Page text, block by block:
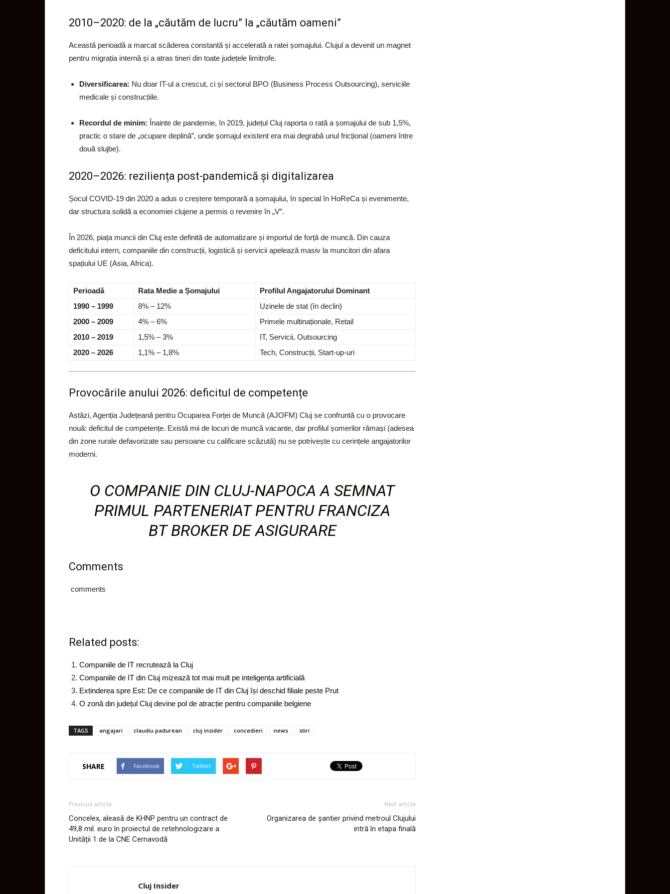
2010–2020: de la „căutăm de lucru” la „căutăm oameni”
Această perioadă a marcat scăderea constantă și accelerată a ratei șomajului. Clujul a devenit un magnet
pentru migrația internă și a atras tineri din toate județele limitrofe.
Diversificarea: Nu doar IT-ul a crescut, ci și sectorul BPO (Business Process Outsourcing), serviciile
medicale și construcțiile.
Recordul de minim: Înainte de pandemie, în 2019, județul Cluj raporta o rată a șomajului de sub 1,5%,
practic o stare de „ocupare deplină”, unde șomajul existent era mai degrabă unul fricțional (oameni între
două slujbe).
2020–2026: reziliența post-pandemică și digitalizarea
Șocul COVID-19 din 2020 a adus o creștere temporară a șomajului, în special în HoReCa și evenimente,
dar structura solidă a economiei clujene a permis o revenire în „V”.
În 2026, piața muncii din Cluj este definită de automatizare și importul de forță de muncă. Din cauza
deficitului intern, companiile din construcții, logistică și servicii apelează masiv la muncitori din afara
spațiului UE (Asia, Africa).
Perioadă Rata Medie a Șomajului
Profilul Angajatorului Dominant
1990 – 1999
8% – 12%
Uzinele de stat (în declin)
2000 – 2009
4% – 6%
Primele multinaționale, Retail
2010 – 2019
1,5% – 3%
IT, Servicii, Outsourcing
2020 – 2026
1,1% – 1,8% Tech, Construcții, Start-up-uri
Provocările anului 2026: deficitul de competențe
Astăzi, Agenția Județeană pentru Ocuparea Forței de Muncă (AJOFM) Cluj se confruntă cu o provocare
nouă: deficitul de competențe. Există mii de locuri de muncă vacante, dar profilul șomerilor rămași (adesea
din zone rurale defavorizate sau persoane cu calificare scăzută) nu se potrivește cu cerințele angajatorilor
moderni.
O COMPANIE DIN CLUJ-NAPOCA A SEMNAT
PRIMUL PARTENERIAT PENTRU FRANCIZA
BT BROKER DE ASIGURARE
Comments
comments
Related posts:
Companiile de IT recrutează la Cluj
Companiile de IT din Cluj mizează tot mai mult pe inteligența artificială
Extinderea spre Est: De ce companiile de IT din Cluj își deschid filiale peste Prut
O zonă din județul Cluj devine pol de atracție pentru companiile belgiene
TAGS angajari claudiu padurean cluj insider concedieri news stiri
SHARE Facebook Twitter
Previous article
Concelex, aleasă de KHNP pentru un contract de
49,8 mil. euro în proiectul de retehnologizare a
Unității 1 de la CNE Cernavodă
Next article
Organizarea de șantier privind metroul Clujului
intră în etapa finală
Cluj Insider